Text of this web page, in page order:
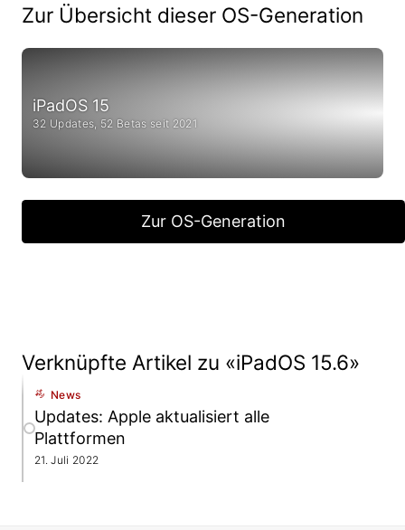
Zur Übersicht dieser OS-Generation
iPadOS 15
32 Updates, 52 Betas seit 2021
Zur OS-Generation
Verknüpfte Artikel zu «iPadOS 15.6»
News
Updates: Apple aktualisiert alle
Plattformen
21. Juli 2022